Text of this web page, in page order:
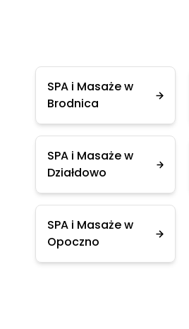
SPA i Masaże w
Brodnica
SPA i Masaże w
Działdowo
SPA i Masaże w
Opoczno